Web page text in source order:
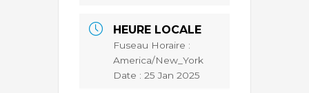
HEURE LOCALE
Fuseau Horaire :
America/New_York
Date : 25 Jan 2025